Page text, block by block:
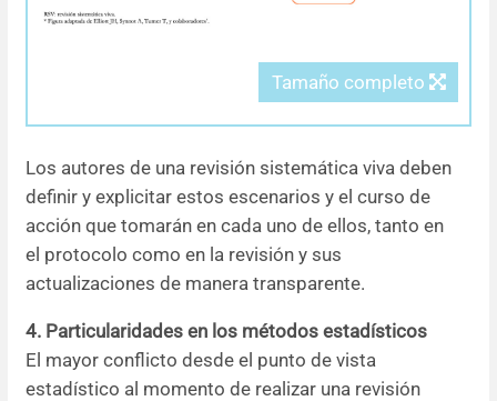
Tamaño completo
Los autores de una revisión sistemática viva deben
definir y explicitar estos escenarios y el curso de
acción que tomarán en cada uno de ellos, tanto en
el protocolo como en la revisión y sus
actualizaciones de manera transparente.
4. Particularidades en los métodos estadísticos
El mayor conflicto desde el punto de vista
estadístico al momento de realizar una revisión